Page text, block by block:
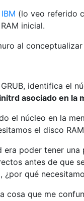
(lo veo referido
inicial.
al
identifica el
asociado en la
el núcleo en la
el disco
poder tener
antes de que
¿por qué
cosa que me